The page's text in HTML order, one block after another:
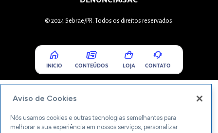
© 2024 Sebrae/PR. Todos os direitos reservados.
INICIO CONTEÚDOS LOJA CONTATO
Aviso de Cookies
Nós usamos cookies e outras tecnologias semelhantes para
melhorar a sua experiência em nossos serviços, personalizar